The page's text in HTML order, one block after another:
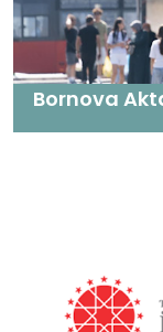
Bornova